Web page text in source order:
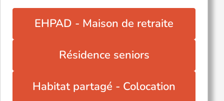
EHPAD - Maison de retraite
Résidence seniors
Habitat partagé - Colocation